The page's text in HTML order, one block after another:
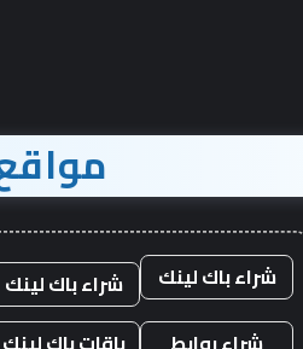
شراء باك لينك
شراء باك لينك